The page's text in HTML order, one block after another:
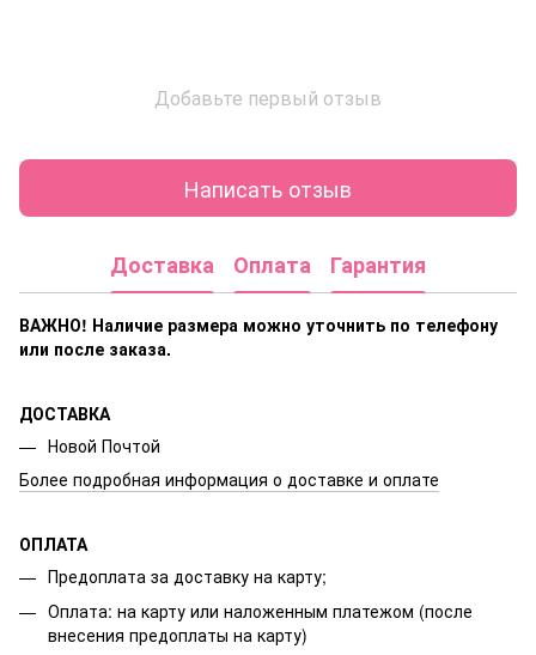
Добавьте первый отзыв
Написать отзыв
Доставка Оплата Гарантия
ВАЖНО! Наличие размера можно уточнить по телефону
или после заказа.
ДОСТАВКА
Новой Почтой
Более подробная информация о доставке и оплате
ОПЛАТА
Предоплата за доставку на карту;
Оплата: на карту или наложенным платежом (после
внесения предоплаты на карту)